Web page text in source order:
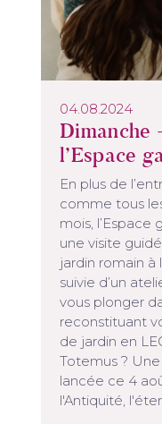
04.08.2024
Dimanche
l’Espace
En plus de
comme tous
mois, l’Espace
une visite
jardin romain à
suivie d’un
vous plonger
reconstituant
de jardin en
Totemus ?
lancée ce 4
l'Antiquité,